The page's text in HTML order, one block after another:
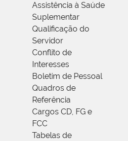
Assistência à Saúde
Suplementar
Qualificação do
Servidor
Conflito de
Interesses
Boletim de Pessoal
Quadros de
Referência
Cargos CD, FG e
FCC
Tabelas de